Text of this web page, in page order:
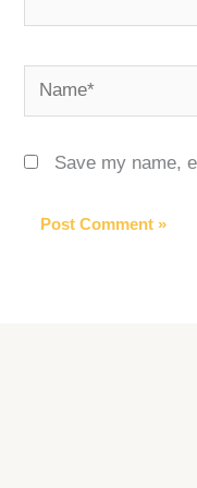
Name*
Save my name,